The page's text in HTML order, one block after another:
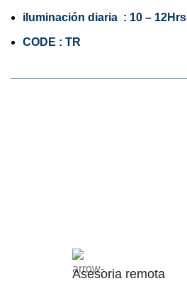
iluminación diaria : 10 – 12Hrs
CODE : TR
Asesoria remota